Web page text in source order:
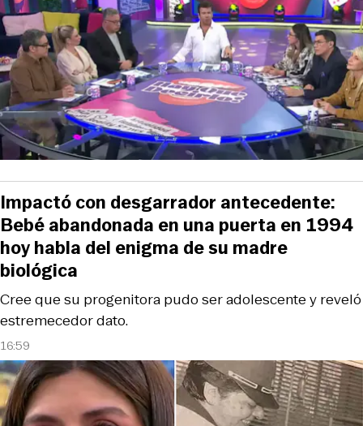
16:59
Cree que su progenitora pudo ser adolescente y reveló
estremecedor dato.
Impactó con desgarrador antecedente:
Bebé abandonada en una puerta en 1994
hoy habla del enigma de su madre
biológica